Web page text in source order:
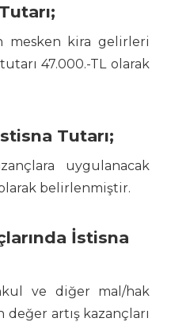
mesken kira gelirleri
47.000.-TL olarak
Tutarı;
uygulanacak
belirlenmiştir.
İstisna
ve diğer mal/hak
değer artış kazançları